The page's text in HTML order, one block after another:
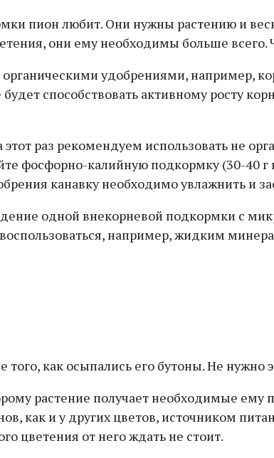
пион любит. Они нужны растению и
они ему необходимы больше
удобрениями, например,
способствовать активному росту
раз рекомендуем использовать не
фосфорно-калийную подкормку (30-40 г
канавку необходимо увлажнить и
одной внекорневой подкормки с
например, жидким
как осыпались его бутоны. Не нужно
растение получает необходимые
как и у других цветов, источником
цветения от него ждать не стоит.